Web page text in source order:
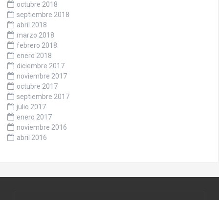
octubre 2018
septiembre 2018
abril 2018
marzo 2018
febrero 2018
enero 2018
diciembre 2017
noviembre 2017
octubre 2017
septiembre 2017
julio 2017
enero 2017
noviembre 2016
abril 2016